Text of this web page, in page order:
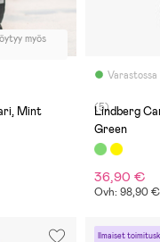
myös
Mint
Varastossa
(5)
Lindberg
Green
36,90 €
Ovh: 98,90 €
Ilmaiset